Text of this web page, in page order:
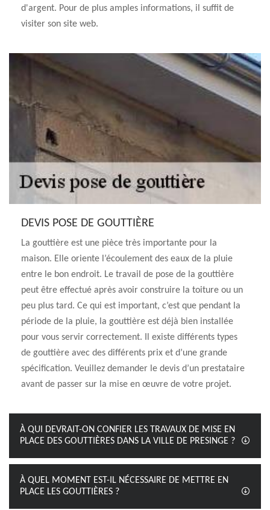
d'argent. Pour de plus amples informations, il suffit de
visiter son site web.
DEVIS POSE DE GOUTTIÈRE
La gouttière est une pièce très importante pour la
maison. Elle oriente l’écoulement des eaux de la pluie
entre le bon endroit. Le travail de pose de la gouttière
peut être effectué après avoir construire la toiture ou un
peu plus tard. Ce qui est important, c’est que pendant la
période de la pluie, la gouttière est déjà bien installée
pour vous servir correctement. Il existe différents types
de gouttière avec des différents prix et d’une grande
spécification. Veuillez demander le devis d’un prestataire
avant de passer sur la mise en œuvre de votre projet.
À QUI DEVRAIT-ON CONFIER LES TRAVAUX DE MISE EN
PLACE DES GOUTTIÈRES DANS LA VILLE DE PRESINGE ?
À QUEL MOMENT EST-IL NÉCESSAIRE DE METTRE EN
PLACE LES GOUTTIÈRES ?